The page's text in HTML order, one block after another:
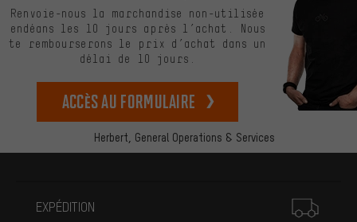
Herbert, General Operations & Services
Renvoie-nous la marchandise non-utilisée
endéans les 10 jours après l’achat. Nous
te rembourserons le prix d’achat dans un
délai de 10 jours.
Accès au formulaire
EXPÉDITION